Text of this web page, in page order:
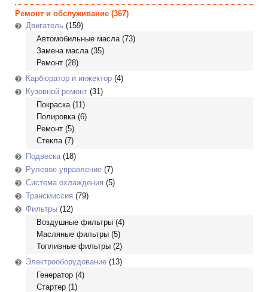
Ремонт и обслуживание (367)
Двигатель (159)
Автомобильные масла(73)
Замена масла(35)
Ремонт (28)
Карбюратор и инжектор (4)
Кузовной ремонт (31)
Покраска(11)
Полировка(6)
Ремонт (5)
Стекла(7)
Подвеска(18)
Рулевое управление (7)
Система охлаждения (5)
Трансмиссия (79)
Фильтры (12)
Воздушные фильтры (4)
Масляные фильтры (5)
Топливные фильтры (2)
Электрооборудование (13)
Генератор (4)
Стартер (1)